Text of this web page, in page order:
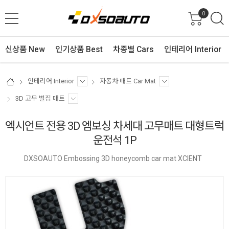
0
신상품 New 인기상품 Best 차종별 Cars 인테리어 Interior
인테리어 Interior 자동차 매트 Car Mat
3D 고무 벌집 매트
엑시언트 전용 3D 엠보싱 차세대 고무매트 대형트럭
운전석 1P
DXSOAUTO Embossing 3D honeycomb car mat XCIENT